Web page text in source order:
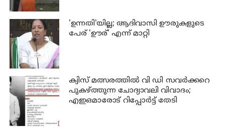
'ഉന്നതി'യില്ല; ആദിവാസി ഊരുകളുടെ
പേര് 'ഊര്' എന്ന് മാറ്റി
ക്വിസ് മത്സരത്തില്‍ വി ഡി സവര്‍ക്കറെ
പുകഴ്ത്തുന്ന ചോദ്യാവലി വിവാദം;
എഇഒമാരോട് റിപ്പോര്‍ട്ട് തേടി